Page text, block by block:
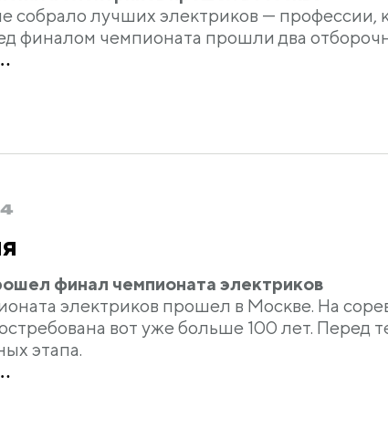
собрало лучших электриков — профессии,
финалом чемпионата прошли два
финал чемпионата электриков
электриков прошел в Москве. На
вот уже больше 100 лет. Перед
этапа.